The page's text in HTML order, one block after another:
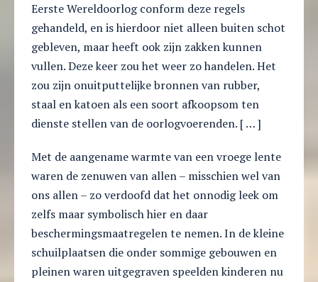
Eerste Wereldoorlog conform deze regels
gehandeld, en is hierdoor niet alleen buiten schot
gebleven, maar heeft ook zijn zakken kunnen
vullen. Deze keer zou het weer zo handelen. Het
zou zijn onuitputtelijke bronnen van rubber,
staal en katoen als een soort afkoopsom ten
dienste stellen van de oorlogvoerenden. [ … ]
Met de aangename warmte van een vroege lente
waren de zenuwen van allen – misschien wel van
ons allen – zo verdoofd dat het onnodig leek om
zelfs maar symbolisch hier en daar
beschermingsmaatregelen te nemen. In de kleine
schuilplaatsen die onder sommige gebouwen en
pleinen waren uitgegraven speelden kinderen nu